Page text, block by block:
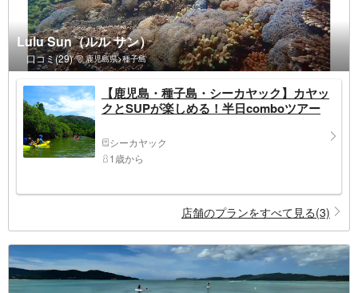
Lulu Sun（ルル サン）
口コミ(29) 鹿児島県>種子島
【鹿児島・種子島・シーカヤック】カヤッ
クとSUPが楽しめる！半日comboツアー
シーカヤック
1歳から
店舗のプランをすべて見る(3)